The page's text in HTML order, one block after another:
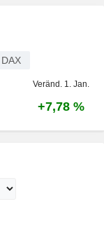
DAX
Veränd. 1. Jan.
+7,78 %